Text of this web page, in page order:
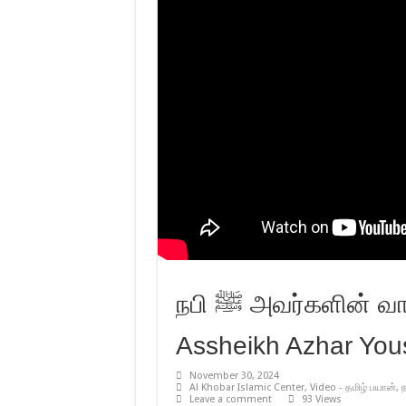
நபி ﷺ அவர்களின் வாழ்க்கை வரலாறு | தொடர் – 04 |
Assheikh Azhar
November 30, 2024
Al Khobar Islamic Center, Video - தமிழ் பயான்,
Leave a comment
93 Views